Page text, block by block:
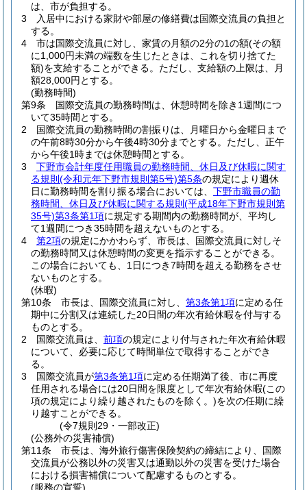
は、市が負担する。
3
入居中における家財や部屋の修繕費は国際交流員の負担と
する。
4
市は国際交流員に対し、家賃の月額の2分の1の額(その額
に1,000円未満の端数を生じたときは、これを切り捨てた
額)を支給することができる。 ただし、支給額の上限は、月
額28,000円とする。
(勤務時間)
第9条
国際交流員の勤務時間は、休憩時間を除き1週間につ
いて35時間とする。
2
国際交流員の勤務時間の割振りは、月曜日から金曜日まで
の午前8時30分から午後4時30分までとする。 ただし、正午
から午後1時までは休憩時間とする。
3
下野市会計年度任用職員の勤務時間、休日及び休暇に関す
る規則 (令和元年下野市規則第5号)第5条の規定により週休
日に勤務時間を割り振る場合においては、 下野市職員の勤
務時間、休日及び休暇に関する規則 (平成18年下野市規則第
35号)第3条第1項に規定する期間内の勤務時間が、平均し
て1週間につき35時間を超えないものとする。
4
第2項の規定にかかわらず、市長は、国際交流員に対しそ
の勤務時間又は休憩時間の変更を指示することができる。
この場合においても、1日につき7時間を超える勤務をさせ
ないものとする。
(休暇)
第10条
市長は、国際交流員に対し、 第3条第1項に定める任
期中に分割又は連続した20日間の年次有給休暇を付与する
ものとする。
2
国際交流員は、 前項の規定により付与された年次有給休暇
について、必要に応じて時間単位で取得することができ
る。
3
国際交流員が第3条第1項に定める任期満了後、市に再度
任用される場合には20日間を限度として年次有給休暇(この
項の規定により繰り越されたものを除く。)を次の任期に繰
り越すことができる。
(令7規則29・一部改正)
(公務外の災害補償)
第11条
市長は、海外旅行傷害保険契約の締結により、国際
交流員が公務以外の災害又は通勤以外の災害を受けた場合
における損害補償について配慮するものとする。
(服務の宣誓)